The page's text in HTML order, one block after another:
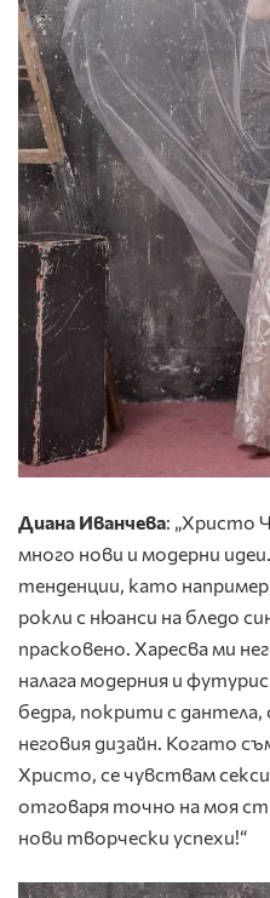
Диана Иванчева: „Христо
много нови и модерни
тенденции, като
рокли с нюанси на бледо
прасковено. Харесва ми
налага модерния и
бедра, покрити с
неговия дизайн. Когато
Христо, се чувствам
отговаря точно на моя
нови творчески успехи!“